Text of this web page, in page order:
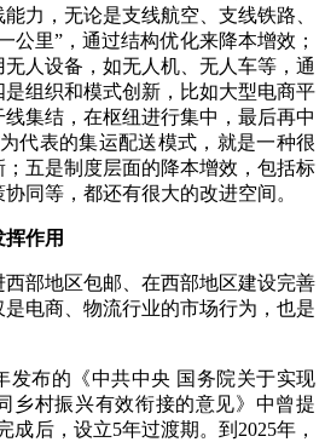
力，无论是支线航空、支线铁路、
公里”，通过结构优化来降本增效；
人设备，如无人机、无人车等，通
组织和模式创新，比如大型电商平
集结，在枢纽进行集中，最后再中
代表的集运配送模式，就是一种很
五是制度层面的降本增效，包括标
同等，都还有很大的改进空间。
作用
部地区包邮、在西部地区建设完善
电商、物流行业的市场行为，也是
布的《中共中央 国务院关于实现
乡村振兴有效衔接的意见》中曾提
成后，设立5年过渡期。到2025年，